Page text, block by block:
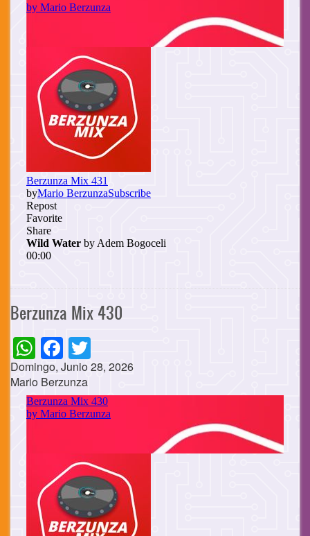
Berzunza Mix 430
WhatsApp
Facebook
Domingo, Junio 28, 2026
Mario Berzunza
Cuerpo